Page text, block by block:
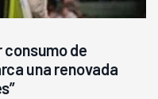
consumo de
una renovada